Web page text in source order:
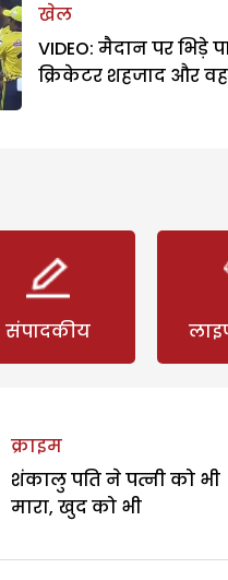
खेल
VIDEO: मैदान पर भिड़े
क्रिकेटर शहजाद और
संपादकीय
क्राइम
शंकालु पति ने पत्नी को भी
मारा, खुद को भी